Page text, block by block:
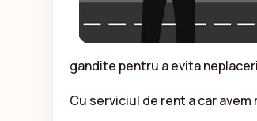
gandite pentru a evita
Cu serviciul de rent a car